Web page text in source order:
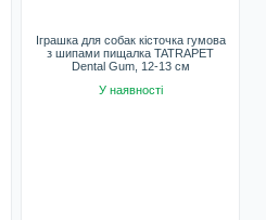
Іграшка для собак кісточка гумова
з шипами пищалка TATRAPET
Dental Gum, 12-13 см
У наявності